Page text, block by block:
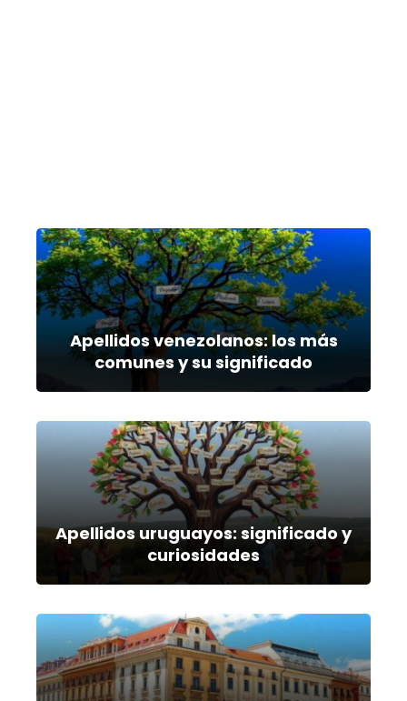
Apellidos venezolanos: los más
comunes y su significado
Apellidos uruguayos: significado y
curiosidades